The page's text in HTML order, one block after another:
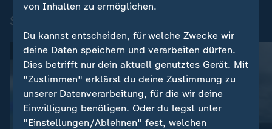
Sport-Nachrichten
von Inhalten zu ermöglichen.
Du kannst entscheiden, für welche Zwecke wir
deine Daten speichern und verarbeiten dürfen.
Dies betrifft nur dein aktuell genutztes Gerät. Mit
"Zustimmen" erklärst du deine Zustimmung zu
unserer Datenverarbeitung, für die wir deine
Einwilligung benötigen. Oder du legst unter
"Einstellungen/Ablehnen" fest, welchen